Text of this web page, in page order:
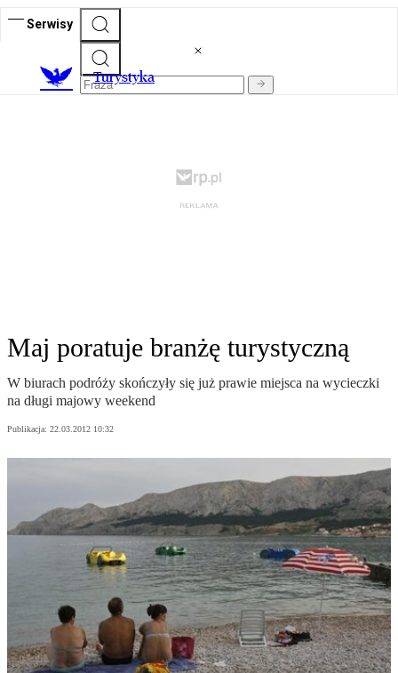
Serwisy
Turystyka
Maj poratuje branżę turystyczną
W biurach podróży skończyły się już prawie miejsca na wycieczki
na długi majowy weekend
Publikacja: 22.03.2012 10:32